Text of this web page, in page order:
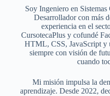
Soy Ingeniero en
Desarrollador con más
experiencia en el
CursotecaPlus y cofundé
HTML, CSS, JavaScript y
siempre con visión de
cuando
Mi misión impulsa la
aprendizaje. Desde 2022,